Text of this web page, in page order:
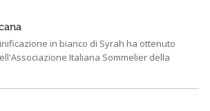
in bianco di Syrah ha ottenuto
Italiana Sommelier della